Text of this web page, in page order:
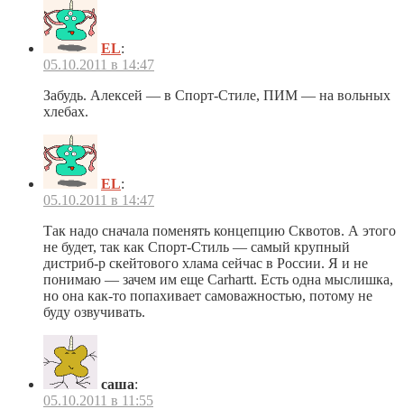
EL:
05.10.2011 в 14:47
Забудь. Алексей — в Спорт-Стиле, ПИМ — на вольных
хлебах.
EL:
05.10.2011 в 14:47
Так надо сначала поменять концепцию Сквотов. А этого
не будет, так как Спорт-Стиль — самый крупный
дистриб-р скейтового хлама сейчас в России. Я и не
понимаю — зачем им еще Carhartt. Есть одна мыслишка,
но она как-то попахивает самоважностью, потому не
буду озвучивать.
саша:
05.10.2011 в 11:55